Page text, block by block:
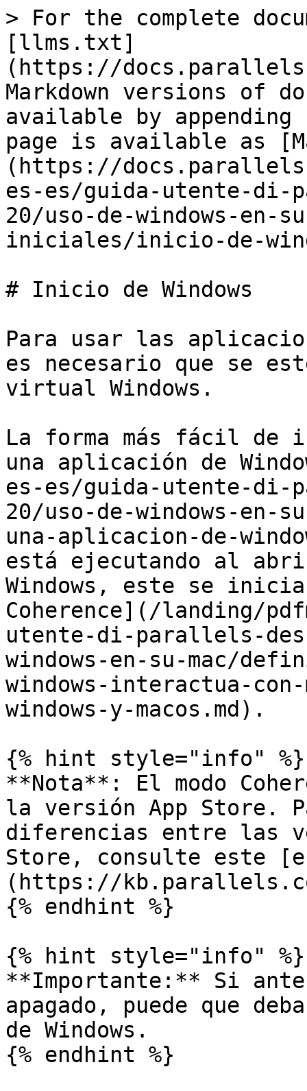
> For the complete
[llms.txt]
(https://
Markdown versions of
available by
page is available as
(https://
es-es/guida-utente-di-
20/uso-de-windows-en-
iniciales/inicio-de-
# Inicio de Windows
Para usar las
es necesario que se
virtual Windows.
La forma más fácil de
una aplicación de
es-es/guida-utente-di-
20/uso-de-windows-
una-aplicacion-de-
está ejecutando al
Windows, este se
Coherence](/landing/
utente-di-parallels-
windows-en-su-mac/
windows-interactua-con-
windows-y-macos.md).
{% hint style="info" %}
**Nota**: El modo
la versión App Store.
diferencias entre las
Store, consulte este
(https://
{% endhint %}
{% hint style="info" %}
**Importante:** Si
apagado, puede que
de Windows.
{% endhint %}